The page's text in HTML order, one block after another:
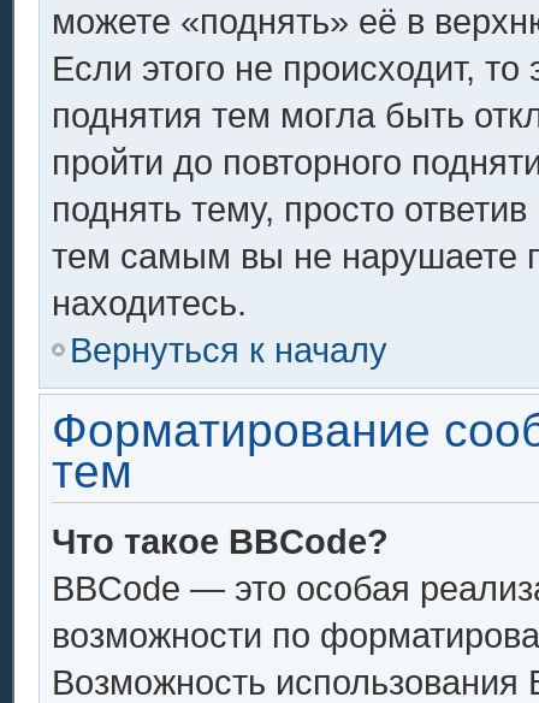
можете «поднять» её в
Если этого не происходит, то
поднятия тем могла быть
пройти до повторного
поднять тему, просто
тем самым вы не нарушаете
находитесь.
Вернуться к началу
Форматирование
тем
Что такое BBCode?
BBCode — это особая
возможности по
Возможность использования